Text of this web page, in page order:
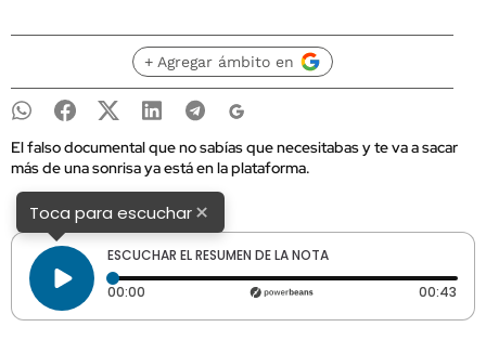
+ Agregar ámbito en
El falso documental que no sabías que necesitabas y te va a sacar
más de una sonrisa ya está en la plataforma.
Toca para escuchar×
ESCUCHAR EL RESUMEN DE LA NOTA
00:00 Tiempo transcurrido: 0 segundos 00:43